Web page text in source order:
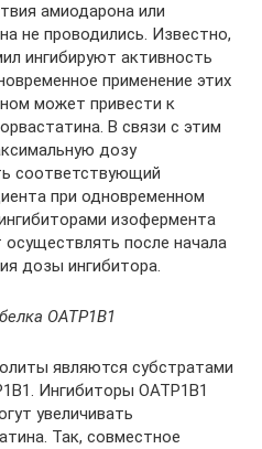
амиодарона или
не проводились. Известно,
ингибируют активность
применение этих
может привести к
В связи с этим
дозу
соответствующий
при одновременном
изофермента
осуществлять после начала
дозы ингибитора.
ОАТР1В1
являются субстратами
Ингибиторы ОАТР1В1
увеличивать
Так, совместное